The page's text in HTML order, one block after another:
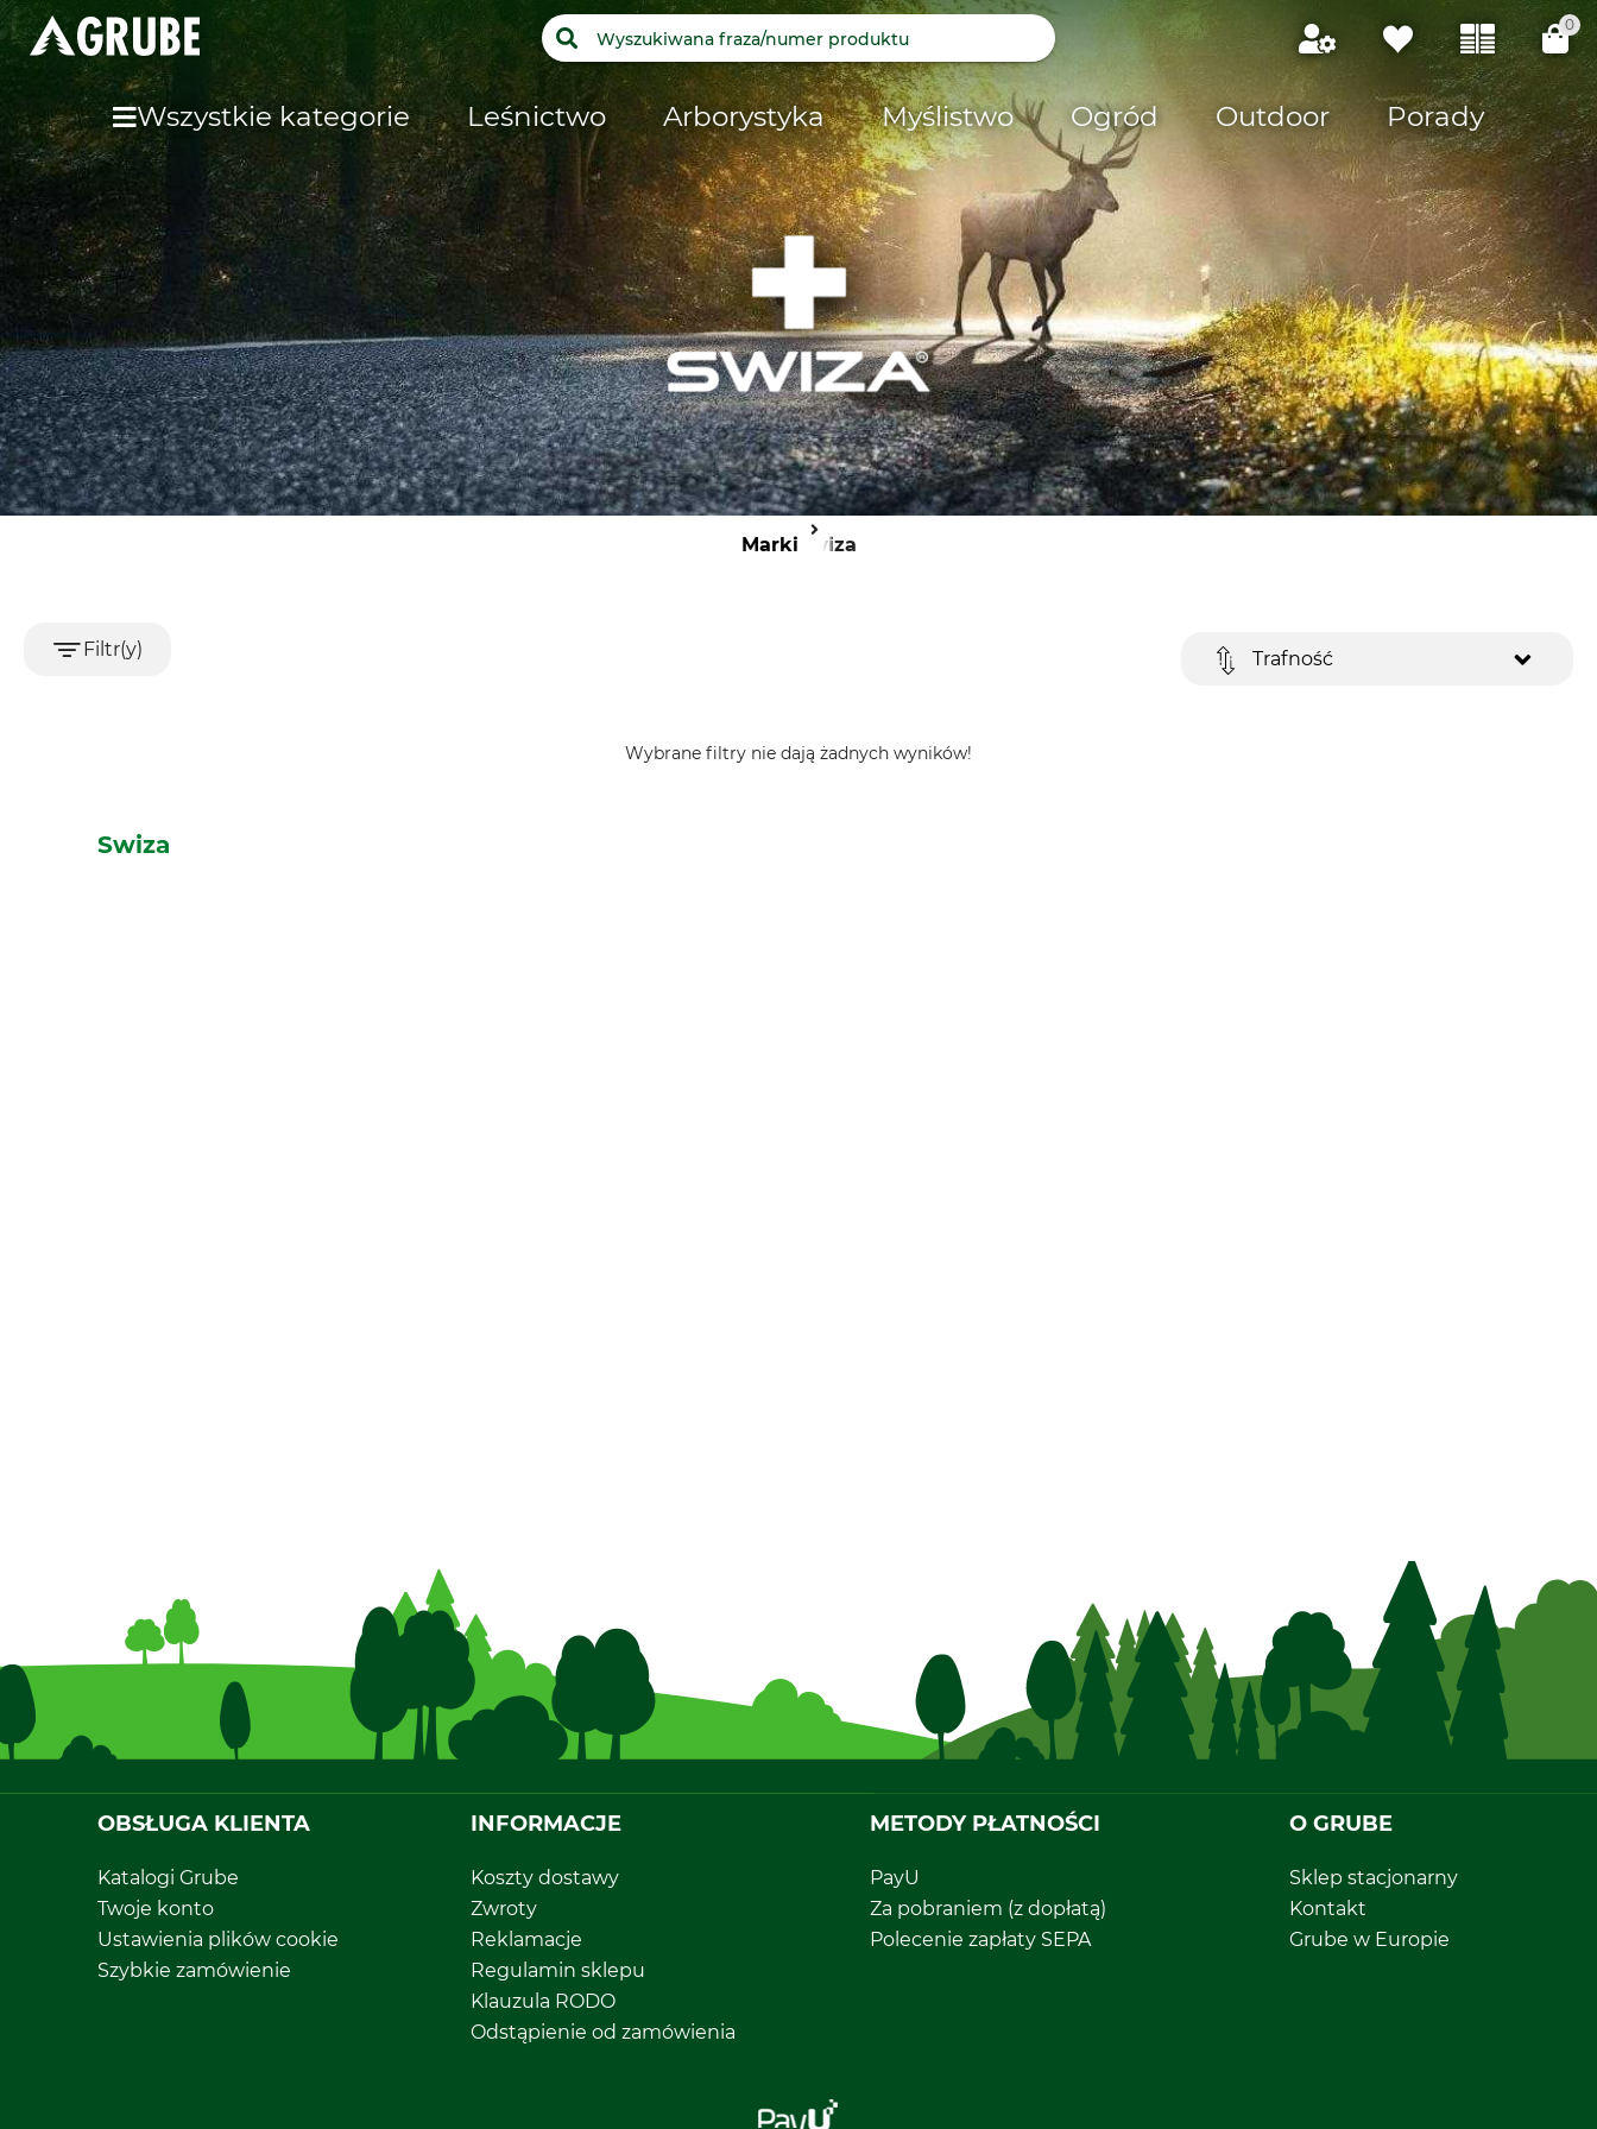
0
Wszystkie kategorie Leśnictwo Arborystyka Myślistwo Ogród Outdoor Porady
Marki Swiza
Filtr(y) Trafność
Wybrane filtry nie dają żadnych wyników!
Swiza
OBSŁUGA KLIENTA
Katalogi Grube
Twoje konto
Ustawienia plików cookie
Szybkie zamówienie
INFORMACJE
Koszty dostawy
Zwroty
Reklamacje
Regulamin sklepu
Klauzula RODO
Odstąpienie od zamówienia
METODY PŁATNOŚCI
PayU
Za pobraniem (z dopłatą)
Polecenie zapłaty SEPA
O GRUBE
Sklep stacjonarny
Kontakt
Grube w Europie